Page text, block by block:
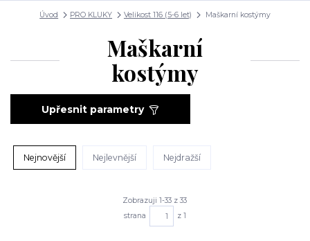
Úvod PRO KLUKY Velikost 116 (5-6 let) Maškarní kostýmy
Maškarní
kostýmy
Upřesnit parametry
Nejnovější Nejlevnější Nejdražší
Zobrazuji 1-33 z 33
strana
z 1